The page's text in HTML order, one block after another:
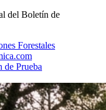
del Boletín de
de Prueba